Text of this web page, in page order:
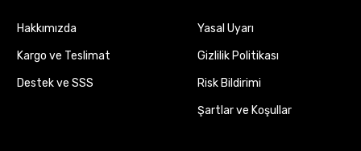
Hakkımızda
Kargo ve Teslimat
Destek ve SSS
Yasal Uyarı
Gizlilik Politikası
Risk Bildirimi
Şartlar ve Koşullar